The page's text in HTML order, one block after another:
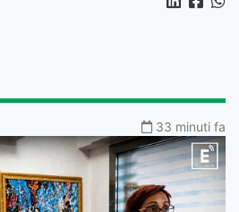
33 minuti fa